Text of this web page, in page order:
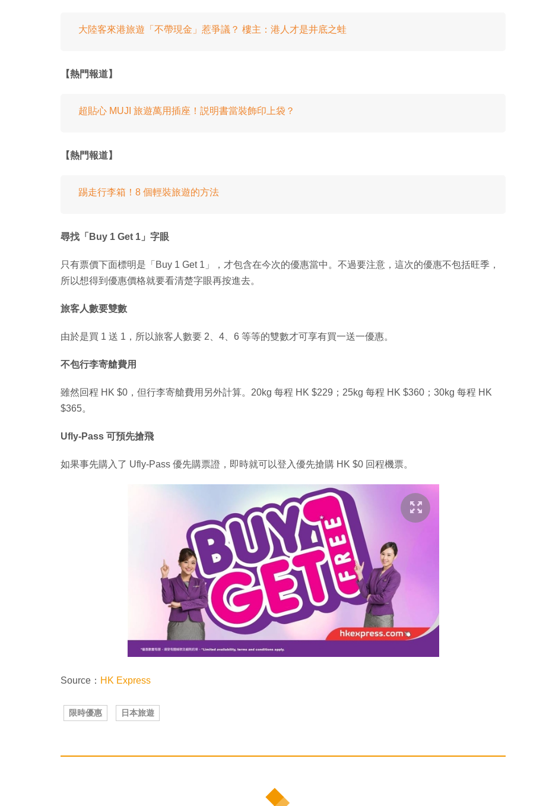
大陸客來港旅遊「不帶現金」惹爭議？ 樓主：港人才是井底之蛙
【熱門報道】
超貼心 MUJI 旅遊萬用插座！説明書當裝飾印上袋？
【熱門報道】
踢走行李箱！8 個輕裝旅遊的方法
尋找「Buy 1 Get 1」字眼
只有票價下面標明是「Buy 1 Get 1」，才包含在今次的優惠當中。不過要注意，這次的優惠不包括旺季，
所以想得到優惠價格就要看清楚字眼再按進去。
旅客人數要雙數
由於是買 1 送 1，所以旅客人數要 2、4、6 等等的雙數才可享有買一送一優惠。
不包行李寄艙費用
雖然回程 HK $0，但行李寄艙費用另外計算。20kg 每程 HK $229；25kg 每程 HK $360；30kg 每程 HK
$365。
Ufly-Pass 可預先搶飛
如果事先購入了 Ufly-Pass 優先購票證，即時就可以登入優先搶購 HK $0 回程機票。
Source： HK Express
限時優惠 日本旅遊